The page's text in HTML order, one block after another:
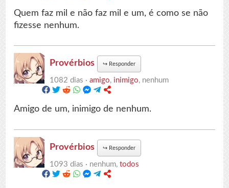
Quem faz mil e não faz mil e um, é como se não
fizesse nenhum.
Provérbios ↪ Responder
1082 dias ·amigo, inimigo, nenhum
Amigo de um, inimigo de nenhum.
Provérbios ↪ Responder
1093 dias · nenhum,todos